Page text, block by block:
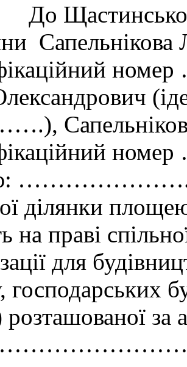
Сапельніков
…………………..,
ділянки
на праві
для
господарських
розташованої за